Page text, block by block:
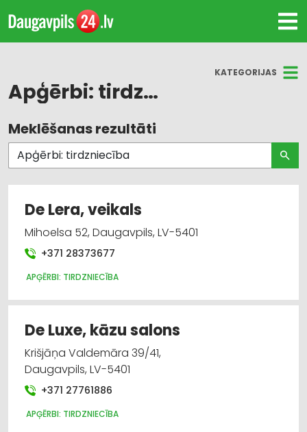
KATEGORIJAS
Apģērbi: tirdzniecība
Visas nozares
Apģērbi: tirdzniecība
apģērbi un apavi; tirdzniecība
Apģērbi: tirdzniecība: lietoti apģērbi
Suvenīri, dāvanas
Instrumentu un darbarīku tirdzniecība
Audumu un aizkaru tirdzniecība
Trauki
Darba aizsardzības līdzekļi, darba apģērbi;
vairumtirdzniecība
Meklēšanas rezultāti
De Lera, veikals
Mihoelsa 52, Daugavpils, LV-5401
+371 28373677
APĢĒRBI: TIRDZNIECĪBA
De Luxe, kāzu salons
Krišjāņa Valdemāra 39/41,
Daugavpils, LV-5401
+371 27761886
APĢĒRBI: TIRDZNIECĪBA